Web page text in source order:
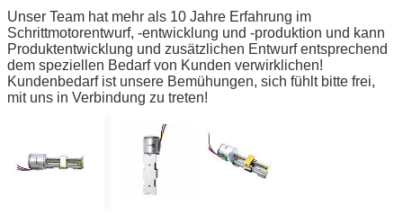
Unser Team hat mehr als 10 Jahre Erfahrung im
Schrittmotorentwurf, -entwicklung und -produktion und kann
Produktentwicklung und zusätzlichen Entwurf entsprechend
dem speziellen Bedarf von Kunden verwirklichen!
Kundenbedarf ist unsere Bemühungen, sich fühlt bitte frei,
mit uns in Verbindung zu treten!